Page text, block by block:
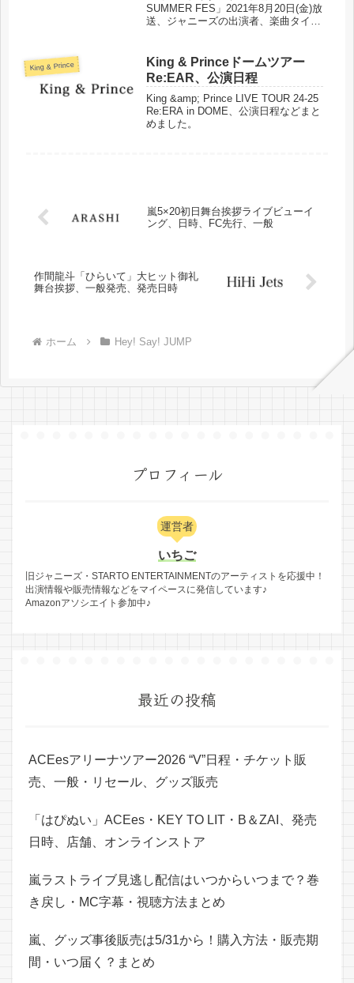
SUMMER FES」2021年8月20日(金)放
送、ジャニーズの出演者、楽曲タイム
King & Prince
King & Princeドームツアー
Re:EAR、公演日程
King &amp; Prince LIVE TOUR 24-25
Re:ERA in DOME、公演日程などまと
めました。
嵐5×20初日舞台挨拶ライブビューイ
ング、日時、FC先行、一般
作間龍斗「ひらいて」大ヒット御礼
舞台挨拶、一般発売、発売日時
ホーム Hey! Say! JUMP
プロフィール
運営者
いちご
旧ジャニーズ・STARTO ENTERTAINMENTのアーティストを応援中！
出演情報や販売情報などをマイペースに発信しています♪
Amazonアソシエイト参加中♪
最近の投稿
ACEesアリーナツアー2026 “V”日程・チケット販
売、一般・リセール、グッズ販売
「はぴぬい」ACEes・KEY TO LIT・B＆ZAI、発売
日時、店舗、オンラインストア
嵐ラストライブ見逃し配信はいつからいつまで？巻
き戻し・MC字幕・視聴方法まとめ
嵐、グッズ事後販売は5/31から！購入方法・販売期
間・いつ届く？まとめ